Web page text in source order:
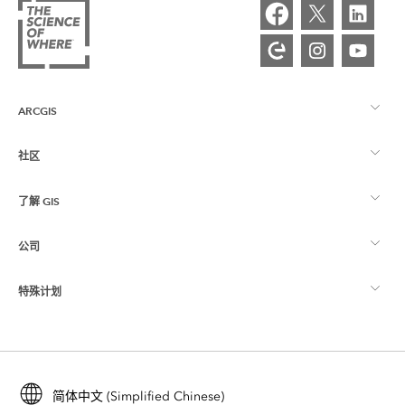
ARCGIS
ArcGIS 概览
制图
社区
Esri 社区
ArcGIS 博客
了解 GIS
什么是 GIS？
位置智能
培训
ArcUser
公司
关于 Esri
招贤纳士
特殊计划
ArcGIS for Student Use
简体中文 (Simplified Chinese)